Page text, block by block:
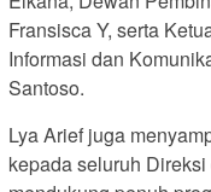
Fransisca Y, serta
Informasi dan
Santoso.
Lya Arief juga
kepada seluruh